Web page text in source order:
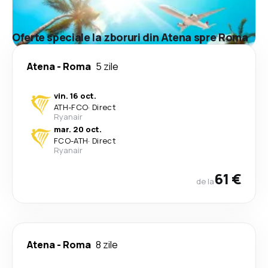
Oferte speciale la zboruri din Atena spre Roma
Atena- Roma 5 zile
vin. 16 oct.
ATH-FCO· Direct
Ryanair
mar. 20 oct.
FCO-ATH· Direct
Ryanair
de la61 €
Atena- Roma 8 zile